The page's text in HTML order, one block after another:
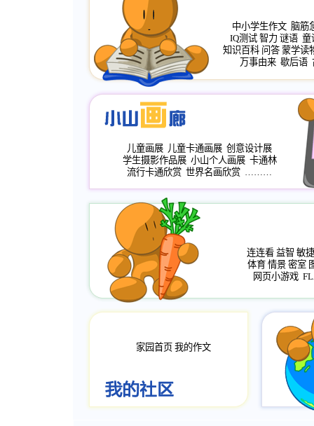
中小学生作文 脑筋
IQ测试 智力 谜语 童
知识百科 问答 蒙学读
万事由来 歇后语
儿童画展 儿童卡通画展 创意设计展
学生摄影作品展 小山个人画展 卡通林
流行卡通欣赏 世界名画欣赏 ………
连连看 益智 敏捷
体育 情景 密室
网页小游戏
家园首页 我的作文